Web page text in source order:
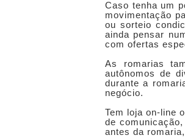
Caso tenha um
movimentação
ou sorteio
ainda pensar
com ofertas
As romarias
autônomos de
durante a
negócio.
Tem loja on-line
de
antes da